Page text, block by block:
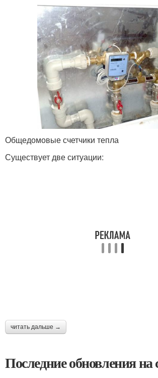
Общедомовые счетчики тепла
Существует две ситуации:
читать дальше →
Последние обновления на